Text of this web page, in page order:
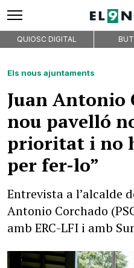
QUIOSC DIGITAL
Els nous ajuntaments
Juan Antonio
nou pavelló
prioritat i no
per fer-lo”
Entrevista a l’alcalde
Antonio Corchado
amb ERC-LFI i amb